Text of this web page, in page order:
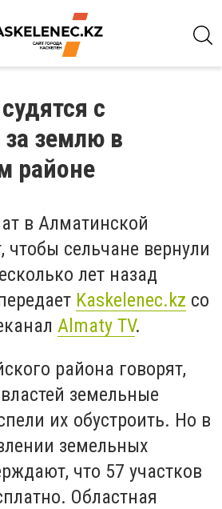
с
землю в
районе
в Алматинской
чтобы сельчане вернули
лет назад
Kaskelenec.kz со
Almaty TV.
района говорят,
земельные
их обустроить. Но в
земельных
что 57 участков
Областная